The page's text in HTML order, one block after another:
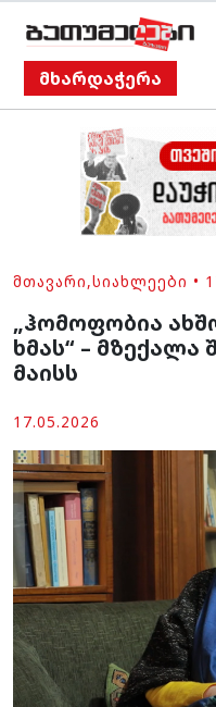
მხარდაჭერა
ᲛᲗᲐᲕᲐᲠᲘ,ᲡᲘᲐᲮᲚᲔᲔᲑᲘ •
„ჰომოფობია
ხმას“ – მზექალა
მაისს
17.05.2026